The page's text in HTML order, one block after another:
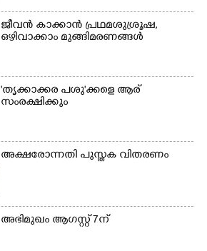
ജീവൻ കാക്കാൻ പ്രഥമശുശ്രൂഷ,
ഒഴിവാക്കാം മുങ്ങിമരണങ്ങൾ
'തൃക്കാക്കര പശു'ക്കളെ ആര്
സംരക്ഷിക്കും
അക്ഷരോന്നതി പുസ്തക വിതരണം
അഭിമുഖം ആഗസ്റ്റ് 7ന്